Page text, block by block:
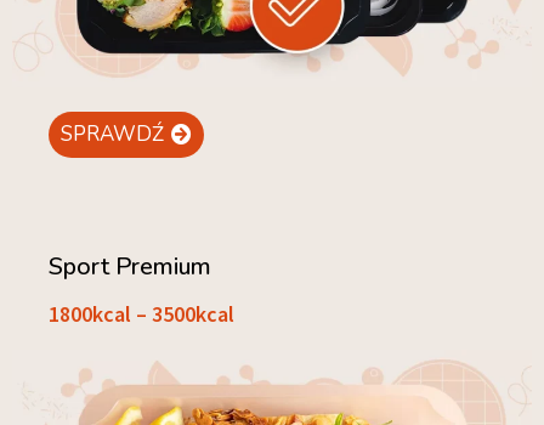
SPRAWDŹ
Sport Premium
1800kcal – 3500kcal